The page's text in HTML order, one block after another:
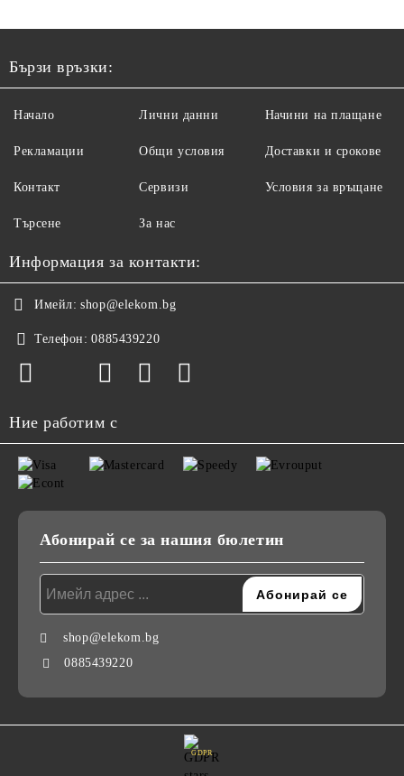
Бързи връзки:
Начало
Рекламации
Контакт
Търсене
Лични данни
Общи условия
Сервизи
За нас
Начини на плащане
Доставки и срокове
Условия за връщане
Информация за контакти:
Имейл: shop@elekom.bg
Телефон: 0885439220
Ние работим с
Абонирай се за нашия бюлетин
shop@elekom.bg
0885439220
GDPR